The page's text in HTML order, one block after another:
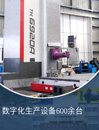
数字化生产设备600余台